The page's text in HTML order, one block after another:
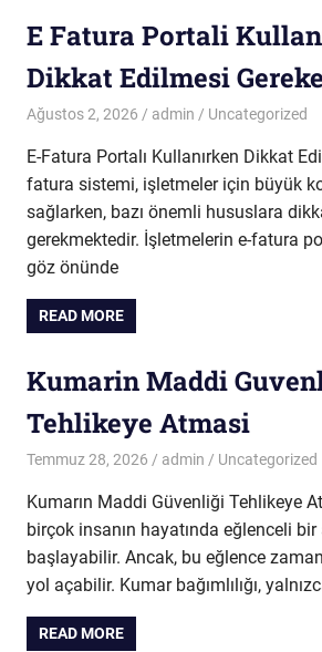
E Fatura Portali
Dikkat Edilmesi
Ağustos 2, 2026 admin Uncategorized
E-Fatura Portalı Kullanırken Dikkat
fatura sistemi, işletmeler için büyük
sağlarken, bazı önemli hususlara
gerekmektedir. İşletmelerin e-fatura
göz önünde
READ MORE
Kumarin Maddi
Tehlikeye Atmasi
Temmuz 28, 2026 admin Uncategorized
Kumarın Maddi Güvenliği Tehlikeye
birçok insanın hayatında eğlenceli
başlayabilir. Ancak, bu eğlence
yol açabilir. Kumar bağımlılığı,
READ MORE